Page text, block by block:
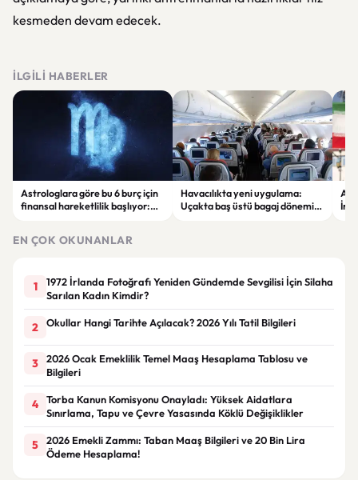
kesmeden devam edecek.
İLGILI HABERLER
Astrologlara göre bu 6 burç için
finansal hareketlilik başlıyor:
Havacılıkta yeni uygulama:
Uçakta baş üstü bagaj dönemi
EN ÇOK OKUNANLAR
1
1972 İrlanda Fotoğrafı Yeniden Gündemde Sevgilisi İçin Silaha
Sarılan Kadın Kimdir?
2 Okullar Hangi Tarihte Açılacak? 2026 Yılı Tatil Bilgileri
3
2026 Ocak Emeklilik Temel Maaş Hesaplama Tablosu ve
Bilgileri
4
Torba Kanun Komisyonu Onayladı: Yüksek Aidatlara
Sınırlama, Tapu ve Çevre Yasasında Köklü Değişiklikler
5
2026 Emekli Zammı: Taban Maaş Bilgileri ve 20 Bin Lira
Ödeme Hesaplama!